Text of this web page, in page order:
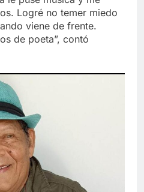
Logré no temer miedo
viene de frente.
de poeta”, contó